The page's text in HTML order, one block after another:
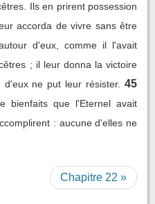
Ils en prirent possession
accorda de vivre sans être
d'eux, comme il l'avait
; il leur donna la victoire
ne put leur résister. 45
bienfaits que l'Eternel avait
: aucune d'elles ne
Chapitre 22 »